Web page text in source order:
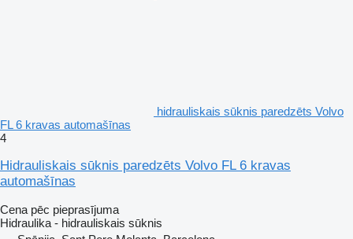
hidrauliskais sūknis paredzēts Volvo
FL 6 kravas automašīnas
4
Hidrauliskais sūknis paredzēts Volvo FL 6 kravas
automašīnas
Cena pēc pieprasījuma
Hidraulika - hidrauliskais sūknis